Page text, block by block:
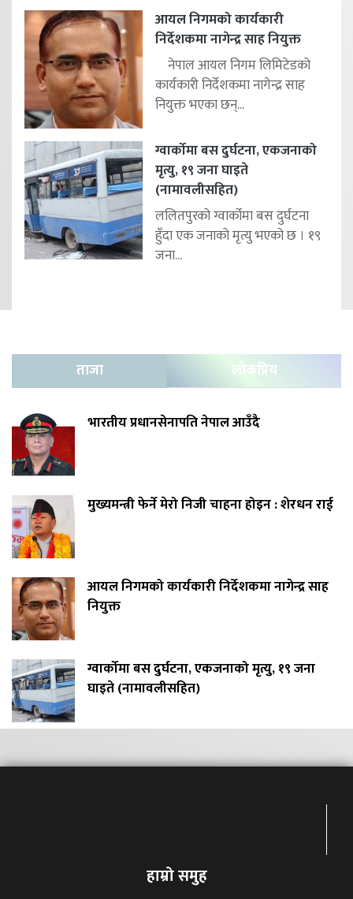
आयल निगमको कार्यकारी
निर्देशकमा नागेन्द्र साह नियुक्त
नेपाल आयल निगम लिमिटेडको
कार्यकारी निर्देशकमा नागेन्द्र साह
नियुक्त भएका छन्...
ग्वार्कोमा बस दुर्घटना, एकजनाको
मृत्यु, १९ जना घाइते
(नामावलीसहित)
ललितपुरको ग्वार्कोमा बस दुर्घटना
हुँदा एक जनाको मृत्यु भएको छ । १९
जना...
ताजा लोकप्रिय
भारतीय प्रधानसेनापति नेपाल आउँदै
मुख्यमन्त्री फेर्ने मेरो निजी चाहना होइन : शेरधन राई
आयल निगमको कार्यकारी निर्देशकमा नागेन्द्र साह
नियुक्त
ग्वार्कोमा बस दुर्घटना, एकजनाको मृत्यु, १९ जना
घाइते (नामावलीसहित)
हाम्रो समुह